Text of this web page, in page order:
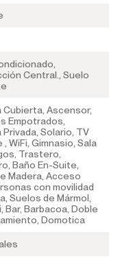
Central., Suelo
Cubierta, Ascensor,
Empotrados,
Privada, Solario, TV
WiFi, Gimnasio, Sala
Trastero,
Baño En-Suite,
Madera, Acceso
con movilidad
Suelos de Mármol,
Bar, Barbacoa, Doble
Domotica